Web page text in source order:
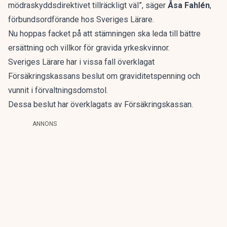
mödraskyddsdirektivet tillräckligt väl”, säger Åsa Fahlén,
förbundsordförande hos Sveriges Lärare.
Nu hoppas facket på att stämningen ska leda till bättre
ersättning och villkor för gravida yrkeskvinnor.
Sveriges Lärare har i vissa fall överklagat
Försäkringskassans beslut om graviditetspenning och
vunnit i förvaltningsdomstol.
Dessa beslut har överklagats av Försäkringskassan.
ANNONS